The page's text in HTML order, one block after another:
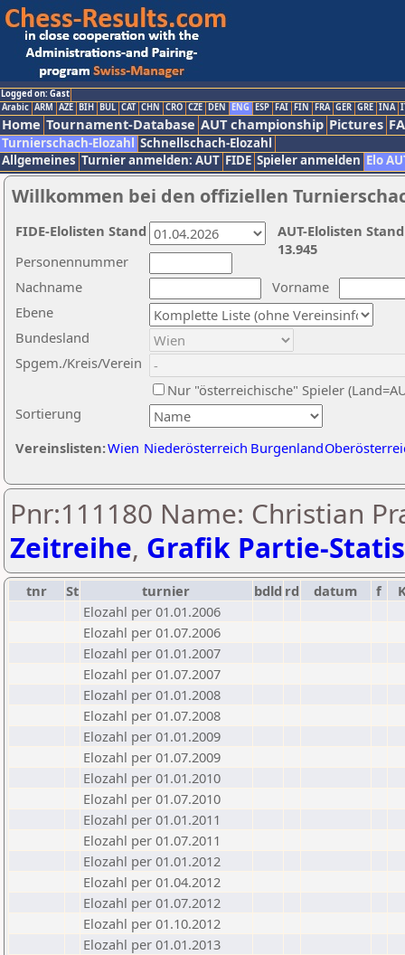
Logged on: Gast
Arabic ARM AZE BIH BUL CAT CHN CRO CZE DEN ENG ESP FAI FIN FRA GER GRE INA
Home Tournament-Database AUT championship Pictures
Turnierschach-Elozahl Schnellschach-Elozahl
Allgemeines Turnier anmelden: AUT FIDE Spieler anmelden Elo
Willkommen bei den offiziellen
Nachname
Vorname
Ebene
Sortierung
Personennummer
Bundesland
Spgem./Kreis/Verein
Nur "österreichische" Spieler
Vereinslisten:Wien Niederösterreich Burgenland
AUT-Elolisten
13.945
FIDE-Elolisten Stand
Pnr:111180 Name: Christian
Zeitreihe, Grafik Partie-
tnr St turnier bdld rd datum f
Elozahl per 01.01.2006
Elozahl per 01.07.2006
Elozahl per 01.01.2007
Elozahl per 01.07.2007
Elozahl per 01.01.2008
Elozahl per 01.07.2008
Elozahl per 01.01.2009
Elozahl per 01.07.2009
Elozahl per 01.01.2010
Elozahl per 01.07.2010
Elozahl per 01.01.2011
Elozahl per 01.07.2011
Elozahl per 01.01.2012
Elozahl per 01.04.2012
Elozahl per 01.07.2012
Elozahl per 01.10.2012
Elozahl per 01.01.2013